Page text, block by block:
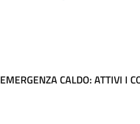
EMERGENZA CALDO: ATTIVI I